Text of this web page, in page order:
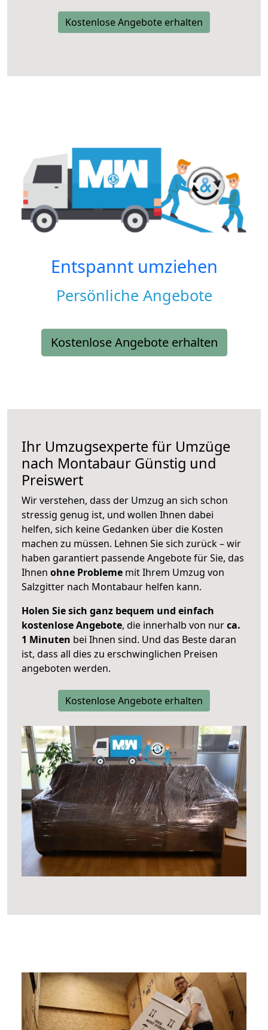
Kostenlose Angebote erhalten
Entspannt umziehen
Persönliche Angebote
Kostenlose Angebote erhalten
Ihr Umzugsexperte für Umzüge
nach Montabaur Günstig und
Preiswert
Wir verstehen, dass der Umzug an sich schon
stressig genug ist, und wollen Ihnen dabei
helfen, sich keine Gedanken über die Kosten
machen zu müssen. Lehnen Sie sich zurück – wir
haben garantiert passende Angebote für Sie, das
Ihnen ohne Probleme mit Ihrem Umzug von
Salzgitter nach Montabaur helfen kann.
Holen Sie sich ganz bequem und einfach
kostenlose Angebote, die innerhalb von nurca.
1 Minuten bei Ihnen sind. Und das Beste daran
ist, dass all dies zu erschwinglichen Preisen
angeboten werden.
Kostenlose Angebote erhalten